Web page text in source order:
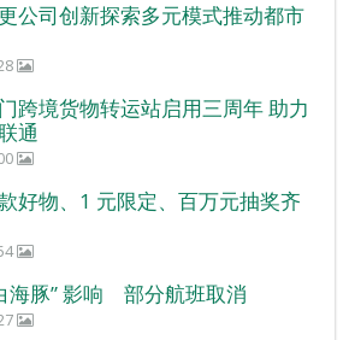
公司创新探索多元模式推动都市
跨境货物转运站启用三周年 助力
通
好物、1 元限定、百万元抽奖齐
海豚” 影响 部分航班取消